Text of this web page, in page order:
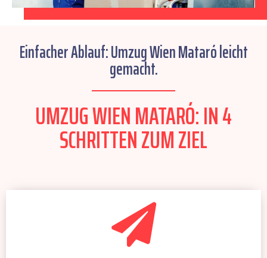
Einfacher Ablauf: Umzug Wien Mataró leicht
gemacht.
UMZUG WIEN MATARÓ: IN 4
SCHRITTEN ZUM ZIEL